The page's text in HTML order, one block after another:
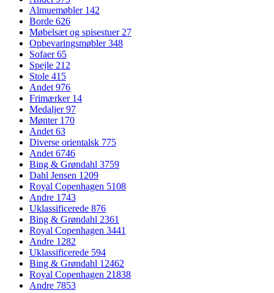
Almuemøbler 142
Borde 626
Møbelsæt og spisestuer27
Opbevaringsmøbler348
Sofaer65
Spejle 212
Stole 415
Andet976
Frimærker 14
Medaljer97
Mønter 170
Andet63
Diverse orientalsk 775
Andet6746
Bing & Grøndahl 3759
Dahl Jensen 1209
Royal Copenhagen 5108
Andre 1743
Uklassificerede 876
Bing & Grøndahl 2361
Royal Copenhagen 3441
Andre 1282
Uklassificerede 594
Bing & Grøndahl 12462
Royal Copenhagen 21838
Andre 7853